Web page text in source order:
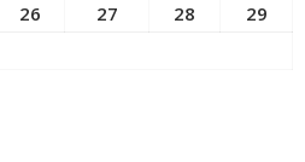
26 27 28
29